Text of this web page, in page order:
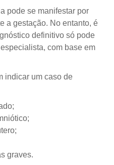
pode se manifestar por
a gestação. No entanto, é
definitivo só pode
com base em
indicar um caso de
graves.